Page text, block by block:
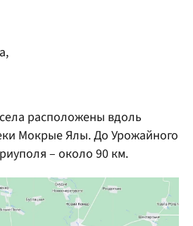
расположены вдоль
Мокрые Ялы. До Урожайного
– около 90 км.